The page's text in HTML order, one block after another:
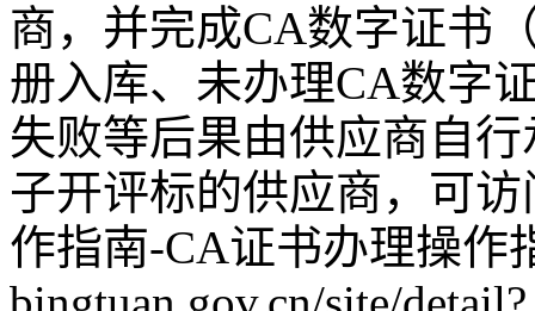
商，并完成CA数字证书
册入库、未办理CA数字
失败等后果由供应商自
子开评标的供应商，可
作指南-CA证书办理操作